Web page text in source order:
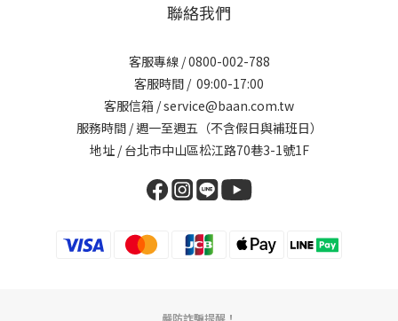
聯絡我們
客服專線 / 0800-002-788
客服時間 / 09:00-17:00
客服信箱 / service@baan.com.tw
服務時間 / 週一至週五（不含假日與補班日）
地址 / 台北市中山區松江路70巷3-1號1F
嚴防詐騙提醒！